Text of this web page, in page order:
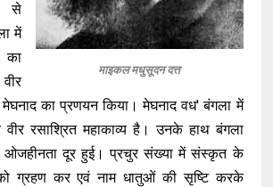
माइकल मधुसूदन दत्त
से
में
का
मेघनाद का प्रणयन किया। मेघनाद वध' बंगला में
रसाश्रित महाकाव्य है। उनके हाथ बंगला
ओजहीनता दूर हुई। प्रचुर संख्या में संस्कृत के
को ग्रहण कर एवं नाम धातुओं की सृष्टि करके